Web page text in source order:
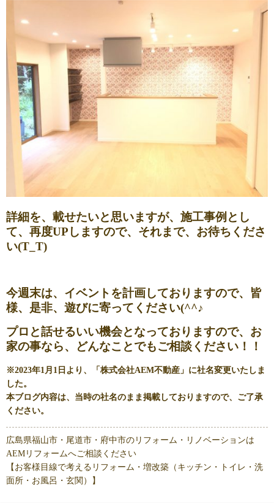
詳細を、載せたいと思いますが、施工事例とし
て、再度UPしますので、それまで、お待ちくださ
い(T_T)
今週末は、イベントを計画しておりますので、皆
様、是非、遊びに寄ってください(^^♪
プロと話せるいい機会となっておりますので、お
家の事なら、どんなことでもご相談ください！！
※2023年1月1日より、「株式会社AEM不動産」に社名変更いたしま
した。
本ブログ内容は、当時の社名のまま掲載しておりますので、ご了承
ください。
広島県福山市・尾道市・府中市のリフォーム・リノベーションは
AEMリフォームへご相談ください
【お客様目線で考えるリフォーム・増改築（キッチン・トイレ・洗
面所・お風呂・玄関）】